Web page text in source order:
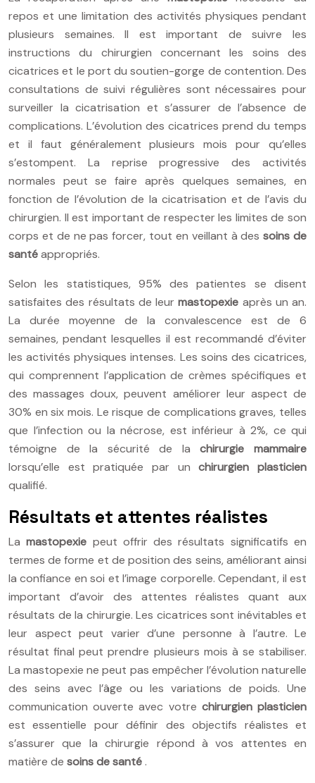
repos et une limitation des activités physiques pendant
plusieurs semaines. Il est important de suivre les
instructions du chirurgien concernant les soins des
cicatrices et le port du soutien-gorge de contention. Des
consultations de suivi régulières sont nécessaires pour
surveiller la cicatrisation et s’assurer de l’absence de
complications. L’évolution des cicatrices prend du temps
et il faut généralement plusieurs mois pour qu’elles
s’estompent. La reprise progressive des activités
normales peut se faire après quelques semaines, en
fonction de l’évolution de la cicatrisation et de l’avis du
chirurgien. Il est important de respecter les limites de son
corps et de ne pas forcer, tout en veillant à dessoins de
santéappropriés.
Selon les statistiques, 95% des patientes se disent
satisfaites des résultats de leurmastopexie après un an.
La durée moyenne de la convalescence est de 6
semaines, pendant lesquelles il est recommandé d’éviter
les activités physiques intenses. Les soins des cicatrices,
qui comprennent l’application de crèmes spécifiques et
des massages doux, peuvent améliorer leur aspect de
30% en six mois. Le risque de complications graves, telles
que l’infection ou la nécrose, est inférieur à 2%, ce qui
témoigne de la sécurité de lachirurgie mammaire
lorsqu’elle est pratiquée par unchirurgien plasticien
qualifié.
Résultats et attentes réalistes
Lamastopexie peut offrir des résultats significatifs en
termes de forme et de position des seins, améliorant ainsi
la confiance en soi et l’image corporelle. Cependant, il est
important d’avoir des attentes réalistes quant aux
résultats de la chirurgie. Les cicatrices sont inévitables et
leur aspect peut varier d’une personne à l’autre. Le
résultat final peut prendre plusieurs mois à se stabiliser.
La mastopexie ne peut pas empêcher l’évolution naturelle
des seins avec l’âge ou les variations de poids. Une
communication ouverte avec votre chirurgien plasticien
est essentielle pour définir des objectifs réalistes et
s’assurer que la chirurgie répond à vos attentes en
matière de soins de santé .